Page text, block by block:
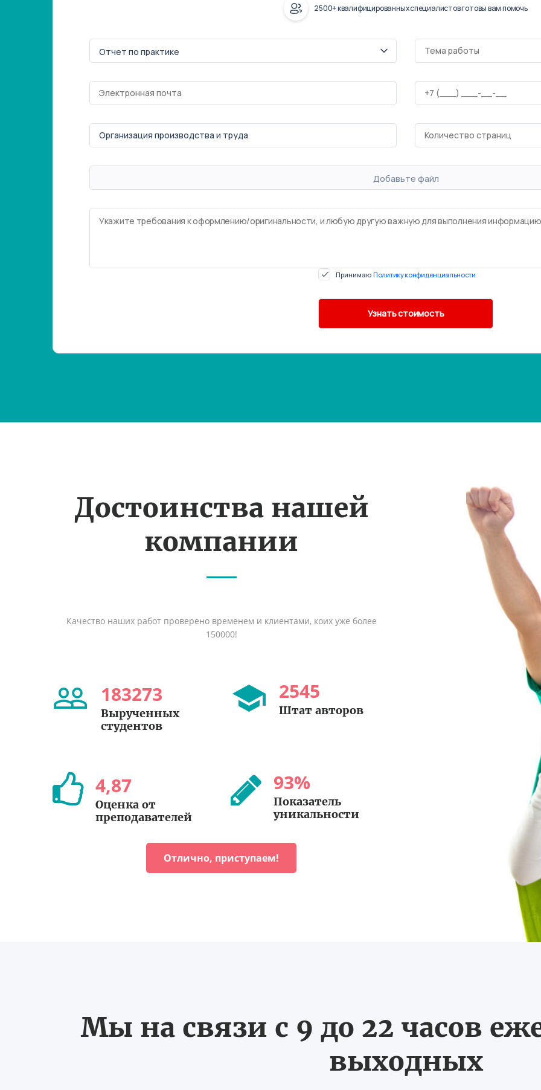
2500+ квалифицированных специалистов готовы вам помочь
Добавьте файл
Принимаю Политику конфиденциальности
Достоинства нашей
компании
Качество наших работ проверено временем и клиентами, коих уже более
150000!
183273
Вырученных
студентов
2545
Штат авторов
4,87
Оценка от
преподавателей
93%
Показатель
уникальности
Отлично, приступаем!
Мы на связи с 9 до 22 часов
выходных